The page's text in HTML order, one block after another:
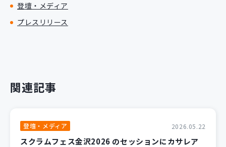
登壇・メディア
プレスリリース
関連記事
登壇・メディア 2026.05.22
スクラムフェス金沢2026 のセッションにカサレア